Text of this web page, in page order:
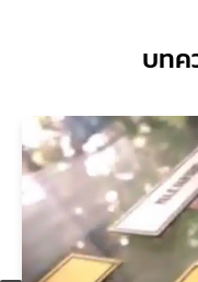
บทค